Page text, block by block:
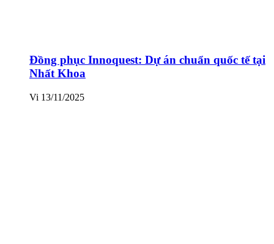
Đồng phục Innoquest: Dự án chuẩn quốc tế tại
Nhất Khoa
Vi 13/11/2025